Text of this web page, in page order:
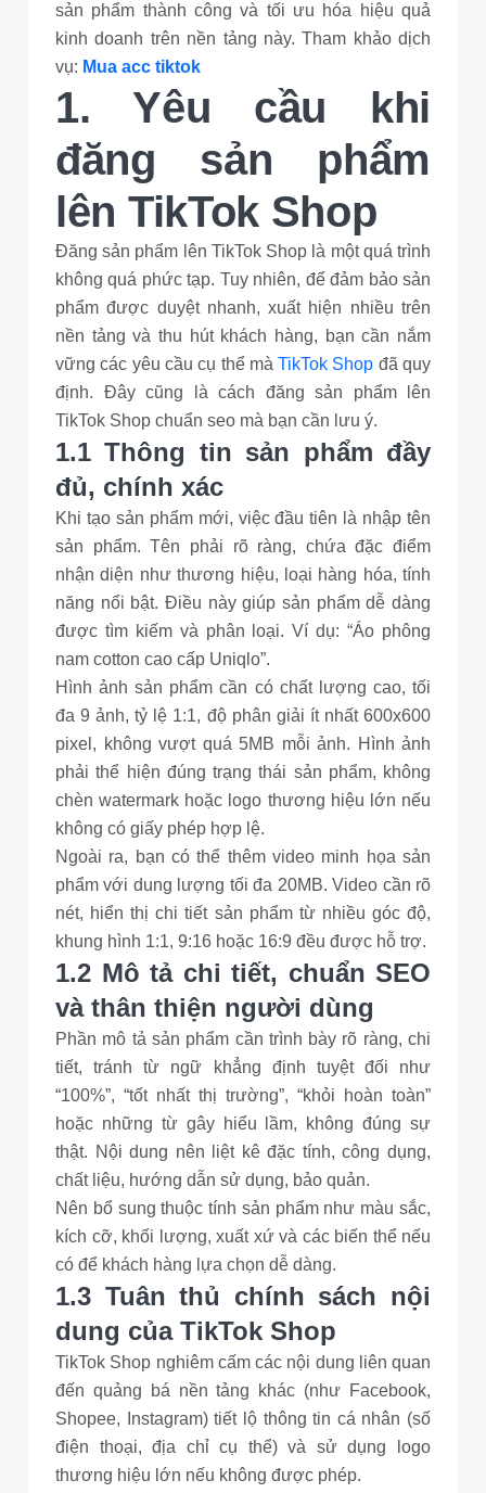
sản phẩm thành công và tối ưu hóa hiệu quả
kinh doanh trên nền tảng này. Tham khảo dịch
vụ: Mua acc tiktok
1. Yêu cầu khi
đăng sản phẩm
lên TikTok Shop
Đăng sản phẩm lên TikTok Shop là một quá trình
không quá phức tạp. Tuy nhiên, để đảm bảo sản
phẩm được duyệt nhanh, xuất hiện nhiều trên
nền tảng và thu hút khách hàng, bạn cần nắm
vững các yêu cầu cụ thể màTikTok Shop đã quy
định. Đây cũng là cách đăng sản phẩm lên
TikTok Shop chuẩn seo mà bạn cần lưu ý.
1.1 Thông tin sản phẩm đầy
đủ, chính xác
Khi tạo sản phẩm mới, việc đầu tiên là nhập tên
sản phẩm. Tên phải rõ ràng, chứa đặc điểm
nhận diện như thương hiệu, loại hàng hóa, tính
năng nổi bật. Điều này giúp sản phẩm dễ dàng
được tìm kiếm và phân loại. Ví dụ: “Áo phông
nam cotton cao cấp Uniqlo”.
Hình ảnh sản phẩm cần có chất lượng cao, tối
đa 9 ảnh, tỷ lệ 1:1, độ phân giải ít nhất 600x600
pixel, không vượt quá 5MB mỗi ảnh. Hình ảnh
phải thể hiện đúng trạng thái sản phẩm, không
chèn watermark hoặc logo thương hiệu lớn nếu
không có giấy phép hợp lệ.
Ngoài ra, bạn có thể thêm video minh họa sản
phẩm với dung lượng tối đa 20MB. Video cần rõ
nét, hiển thị chi tiết sản phẩm từ nhiều góc độ,
khung hình 1:1, 9:16 hoặc 16:9 đều được hỗ trợ.
1.2 Mô tả chi tiết, chuẩn SEO
và thân thiện người dùng
Phần mô tả sản phẩm cần trình bày rõ ràng, chi
tiết, tránh từ ngữ khẳng định tuyệt đối như
“100%”, “tốt nhất thị trường”, “khỏi hoàn toàn”
hoặc những từ gây hiểu lầm, không đúng sự
thật. Nội dung nên liệt kê đặc tính, công dụng,
chất liệu, hướng dẫn sử dụng, bảo quản.
Nên bổ sung thuộc tính sản phẩm như màu sắc,
kích cỡ, khối lượng, xuất xứ và các biến thể nếu
có để khách hàng lựa chọn dễ dàng.
1.3 Tuân thủ chính sách nội
dung của TikTok Shop
TikTok Shop nghiêm cấm các nội dung liên quan
đến quảng bá nền tảng khác (như Facebook,
Shopee, Instagram) tiết lộ thông tin cá nhân (số
điện thoại, địa chỉ cụ thể) và sử dụng logo
thương hiệu lớn nếu không được phép.